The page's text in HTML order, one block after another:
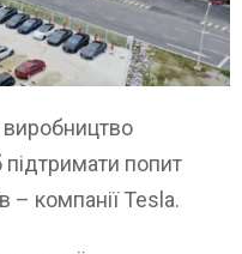
виробництво
попит
– компанії Tesla.